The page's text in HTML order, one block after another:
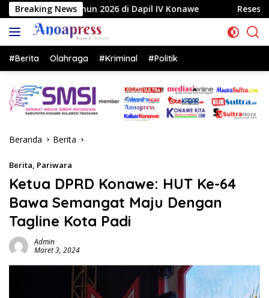
Langsung
ke
konten
Breaking News
di Dapil IV Konawe Reses di Labela, Anggota
#Berita Olahraga #Kriminal #Politik
Beranda Berita
Berita, Pariwara
Ketua DPRD Konawe: HUT Ke-64
Bawa Semangat Maju Dengan
Tagline Kota Padi
Admin
Maret 3, 2024